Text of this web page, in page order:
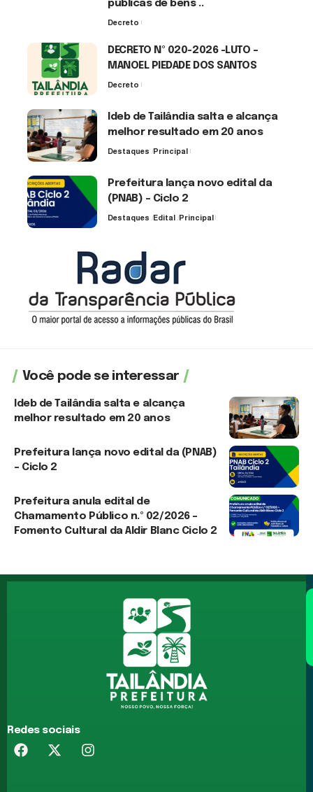
públicas de bens ..
Decreto
DECRETO Nº 020-2026 -LUTO –
MANOEL PIEDADE DOS SANTOS
Decreto
Ideb de Tailândia salta e alcança
melhor resultado em 20 anos
Destaques Principal
Prefeitura lança novo edital da
(PNAB) – Ciclo 2
Destaques Edital Principal
Você pode se interessar
Ideb de Tailândia salta e alcança
melhor resultado em 20 anos
Prefeitura lança novo edital da (PNAB)
– Ciclo 2
Prefeitura anula edital de
Chamamento Público n.º 02/2026 –
Fomento Cultural da Aldir Blanc Ciclo 2
Redes sociais